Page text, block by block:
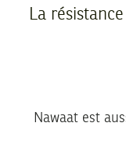
La
Nawaat est